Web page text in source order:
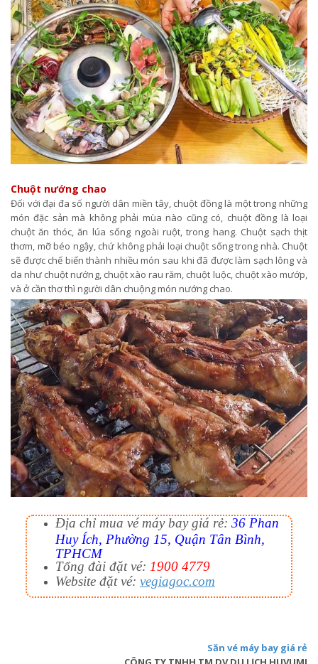
Chuột nướng chao
Đối với đại đa số người dân miền tây, chuột đồng là một trong những
món đặc sản mà không phải mùa nào cũng có, chuột đồng là loại
chuột ăn thóc, ăn lúa sống ngoài ruột, trong hang. Chuột sạch thịt
thơm, mỡ béo ngậy, chứ không phải loại chuột sống trong nhà. Chuột
sẽ được chế biến thành nhiều món sau khi đã được làm sạch lông và
da như chuột nướng, chuột xào rau răm, chuột luộc, chuột xào mướp,
và ở cần thơ thì người dân chuộng món nướng chao.
Địa chỉ mua vé máy bay giá rẻ: 36 Phan
Huy Ích, Phường 15, Quận Tân Bình,
TPHCM
Tổng đài đặt vé: 1900 4779
Website đặt vé: vegiagoc.com
Săn vé máy bay giá rẻ